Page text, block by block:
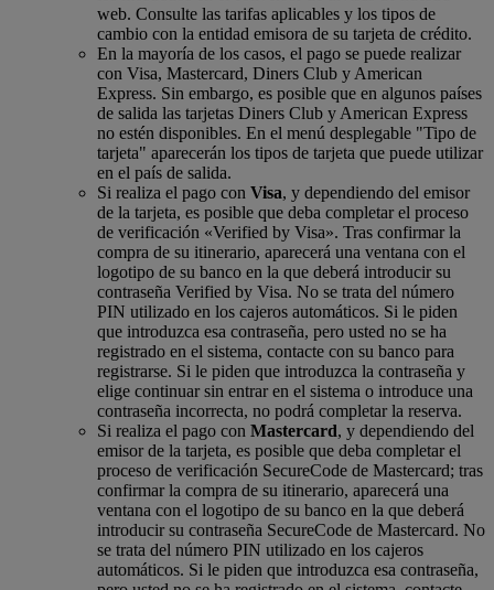
web. Consulte las tarifas aplicables y los tipos de
cambio con la entidad emisora de su tarjeta de crédito.
En la mayoría de los casos, el pago se puede realizar
con Visa, Mastercard, Diners Club y American
Express. Sin embargo, es posible que en algunos países
de salida las tarjetas Diners Club y American Express
no estén disponibles. En el menú desplegable "Tipo de
tarjeta" aparecerán los tipos de tarjeta que puede utilizar
en el país de salida.
Si realiza el pago con Visa, y dependiendo del emisor
de la tarjeta, es posible que deba completar el proceso
de verificación «Verified by Visa». Tras confirmar la
compra de su itinerario, aparecerá una ventana con el
logotipo de su banco en la que deberá introducir su
contraseña Verified by Visa. No se trata del número
PIN utilizado en los cajeros automáticos. Si le piden
que introduzca esa contraseña, pero usted no se ha
registrado en el sistema, contacte con su banco para
registrarse. Si le piden que introduzca la contraseña y
elige continuar sin entrar en el sistema o introduce una
contraseña incorrecta, no podrá completar la reserva.
Si realiza el pago con Mastercard, y dependiendo del
emisor de la tarjeta, es posible que deba completar el
proceso de verificación SecureCode de Mastercard; tras
confirmar la compra de su itinerario, aparecerá una
ventana con el logotipo de su banco en la que deberá
introducir su contraseña SecureCode de Mastercard. No
se trata del número PIN utilizado en los cajeros
automáticos. Si le piden que introduzca esa contraseña,